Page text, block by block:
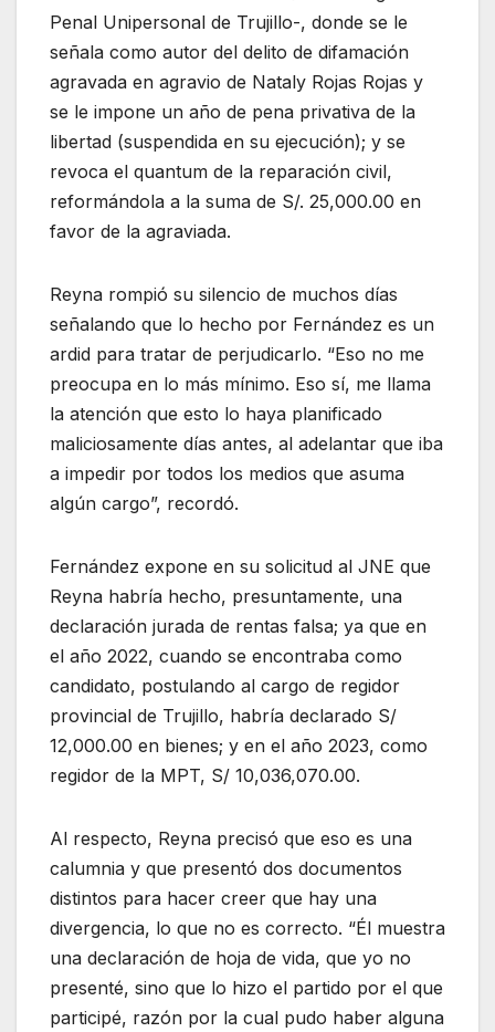
Penal Unipersonal de Trujillo-, donde se le
señala como autor del delito de difamación
agravada en agravio de Nataly Rojas Rojas y
se le impone un año de pena privativa de la
libertad (suspendida en su ejecución); y se
revoca el quantum de la reparación civil,
reformándola a la suma de S/. 25,000.00 en
favor de la agraviada.
Reyna rompió su silencio de muchos días
señalando que lo hecho por Fernández es un
ardid para tratar de perjudicarlo. “Eso no me
preocupa en lo más mínimo. Eso sí, me llama
la atención que esto lo haya planificado
maliciosamente días antes, al adelantar que iba
a impedir por todos los medios que asuma
algún cargo”, recordó.
Fernández expone en su solicitud al JNE que
Reyna habría hecho, presuntamente, una
declaración jurada de rentas falsa; ya que en
el año 2022, cuando se encontraba como
candidato, postulando al cargo de regidor
provincial de Trujillo, habría declarado S/
12,000.00 en bienes; y en el año 2023, como
regidor de la MPT, S/ 10,036,070.00.
Al respecto, Reyna precisó que eso es una
calumnia y que presentó dos documentos
distintos para hacer creer que hay una
divergencia, lo que no es correcto. “Él muestra
una declaración de hoja de vida, que yo no
presenté, sino que lo hizo el partido por el que
participé, razón por la cual pudo haber alguna